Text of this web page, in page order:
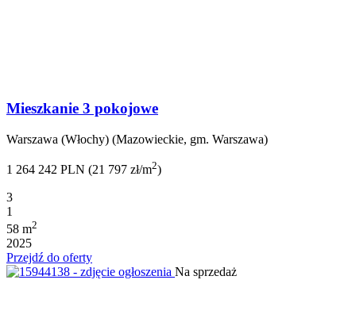
Mieszkanie 3 pokojowe
Warszawa (Włochy) (Mazowieckie, gm. Warszawa)
1 264 242 PLN (21 797 zł/m2)
3
1
58 m2
2025
Przejdź do oferty
Na sprzedaż